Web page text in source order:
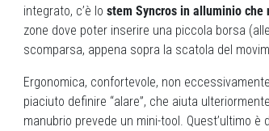
integrato, c’è lo stem Syncros in alluminio
zone dove poter inserire una piccola borsa
scomparsa, appena sopra la scatola del
Ergonomica, confortevole, non
piaciuto definire “alare”, che aiuta
manubrio prevede un mini-tool. Quest’ultimo è